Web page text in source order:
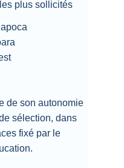
plus sollicités
de son autonomie
sélection, dans
fixé par le